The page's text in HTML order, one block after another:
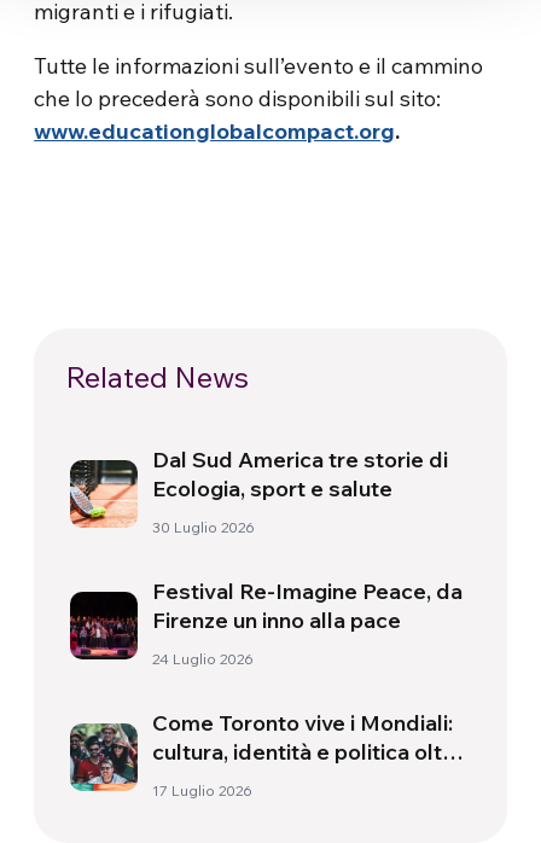
migranti e i rifugiati.
Tutte le informazioni sull’evento e il cammino
che lo precederà sono disponibili sul sito:
www.educationglobalcompact.org.
Related News
Dal Sud America tre storie di
Ecologia, sport e salute
30 Luglio 2026
Festival Re-Imagine Peace, da
Firenze un inno alla pace
24 Luglio 2026
Come Toronto vive i Mondiali:
cultura, identità e politica oltre
il campo
17 Luglio 2026